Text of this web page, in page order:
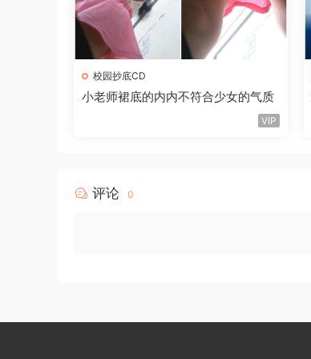
校园抄底CD
小老师裙底的内内不符合少女的气质
VIP
评论 0